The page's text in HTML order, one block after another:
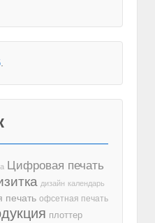
Цифровая печать
дизайн календарь
печать офсетная печать
плоттер